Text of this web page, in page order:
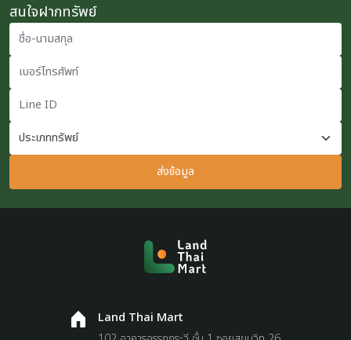
สนใจฝากทรัพย์
ชื่อ-นามสกุล
เบอร์โทรศัพท์
Line ID
ส่งข้อมูล
Land Thai Mart